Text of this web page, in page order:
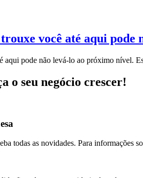
você até aqui
aqui pode não levá-lo ao próximo nível.
o seu negócio crescer!
todas as novidades. Para informações